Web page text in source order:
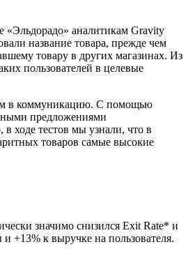
«Эльдорадо» аналитикам Gravity
название товара, прежде чем
товару в других магазинах. Из
пользователей в целевые
в коммуникацию. С помощью
предложениями
ходе тестов мы узнали, что в
товаров самые высокие
значимо снизился Exit Rate* и
+13% к выручке на пользователя.